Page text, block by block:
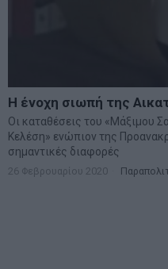
Η ένοχη σιωπή της
Οι καταθέσεις του «Μάξιμου
Κελέση» ενώπιον της
σημαντικές διαφορές
26 Φεβρουαρίου 2020